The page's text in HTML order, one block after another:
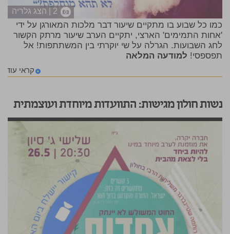
2 | הצג גלריה
כמו כל שבוע בו מתקיים שיעור דבר מלכות המאורגן על ידי
'אחות התמימים' הארצי, יתקיים הערב שיעור מרתק הקשור
לחג השבועות. הגרלה על שי יוקרתי בין המשתתפות! אל
תפספסי! למודעה המלאה
קראי עוד
נשות חולון מגישות: התוועדות מיוחדת ועוצמתית